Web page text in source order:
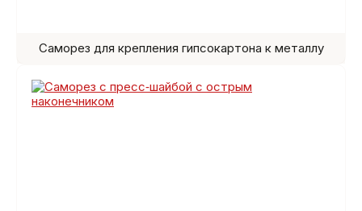
Саморез для крепления гипсокартона к металлу